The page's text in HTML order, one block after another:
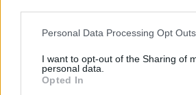
Please note that this website/app uses
not limited to your visit or usage
grant or deny consent to Google and its
use your data for below specified
Personal Data Processing Opt Outs
I want to opt-out of the Sharing of
personal data.
Opted InAUTORE